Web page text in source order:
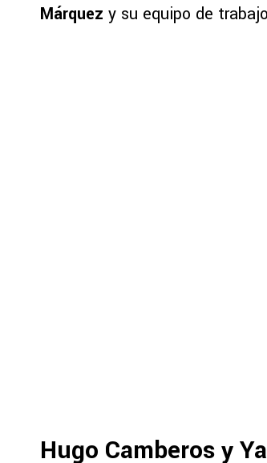
Márquez y su equipo de
Hugo Camberos y